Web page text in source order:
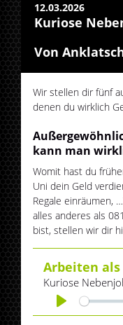
12.03.2026
Kuriose
Von
Wir stellen dir fünf
denen du wirklich
kann man
Womit hast du
Uni dein Geld
Regale einräumen,
alles anderes als
bist, stellen wir dir
Arbeiten als
Kuriose
Play